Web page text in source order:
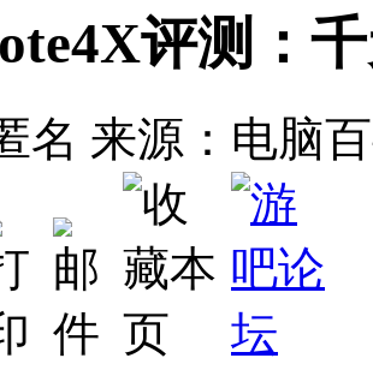
评测：
名 来源：电脑